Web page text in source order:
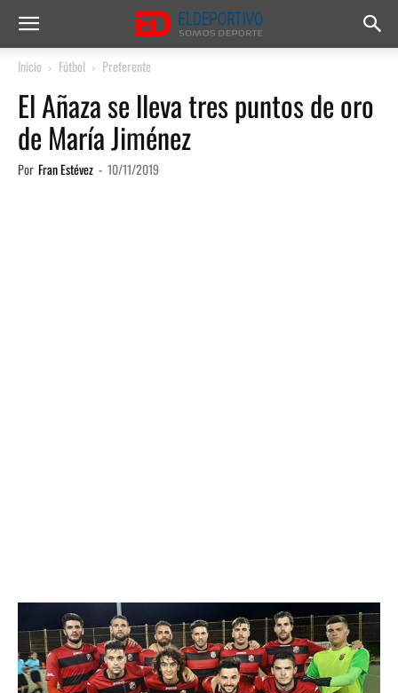
Inicio Fútbol Preferente
El Añaza se lleva tres puntos de oro
de María Jiménez
Por Fran Estévez - 10/11/2019